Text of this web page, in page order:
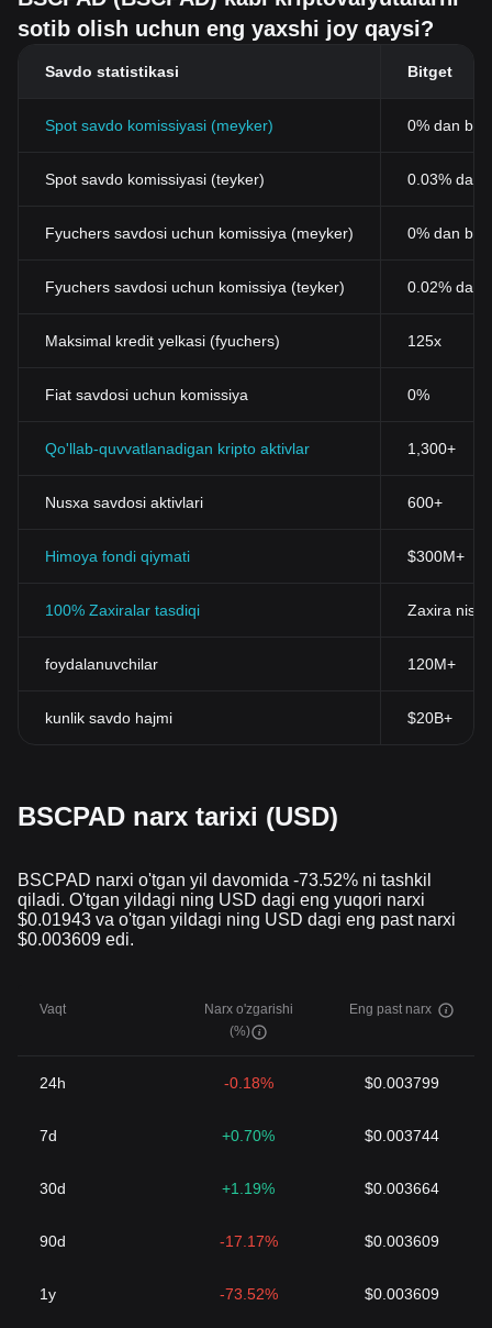
sotib olish uchun eng yaxshi joy qaysi?
Savdo statistikasi Bitget
Spot savdo komissiyasi (meyker) 0% dan
Spot savdo komissiyasi (teyker) 0.03% dan
Fyuchers savdosi uchun komissiya (meyker) 0% dan
Fyuchers savdosi uchun komissiya (teyker) 0.02% dan
Maksimal kredit yelkasi (fyuchers) 125x
Fiat savdosi uchun komissiya 0%
Qo'llab-quvvatlanadigan kripto aktivlar 1,300+
Nusxa savdosi aktivlari 600+
Himoya fondi qiymati $300M+
100% Zaxiralar tasdiqi Zaxira
foydalanuvchilar 120M+
kunlik savdo hajmi $20B+
BSCPAD narx tarixi (USD)
BSCPAD narxi o'tgan yil davomida -73.52% ni tashkil
qiladi. O'tgan yildagi ning USD dagi eng yuqori narxi
$0.01943 va o'tgan yildagi ning USD dagi eng past narxi
$0.003609 edi.
Vaqt
Narx o'zgarishi
(%)
Eng past narx
24h -0.18% $0.003799
7d +0.70% $0.003744
30d +1.19% $0.003664
90d -17.17% $0.003609
1y -73.52% $0.003609